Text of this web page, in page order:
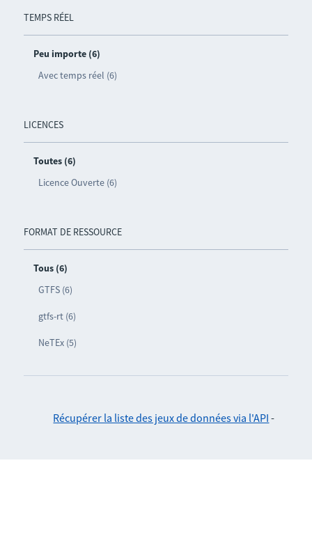
TEMPS RÉEL
Peu importe (6)
Avec temps réel (6)
LICENCES
Toutes (6)
Licence Ouverte (6)
FORMAT DE RESSOURCE
Tous (6)
GTFS (6)
gtfs-rt (6)
NeTEx (5)
Récupérer la liste des jeux de données via l'API -